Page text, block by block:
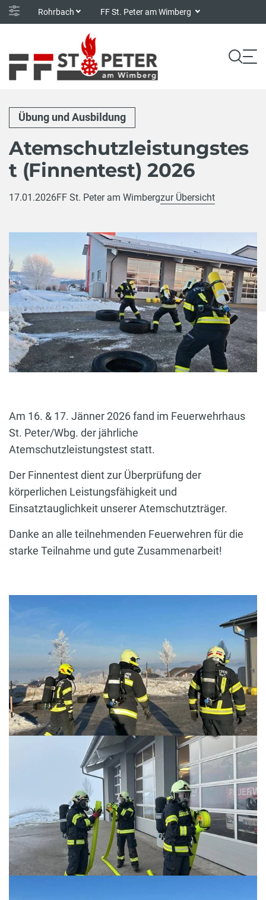
Rohrbach FF St. Peter am Wimberg
Übung und Ausbildung
Atemschutzleistungstes
t (Finnentest) 2026
17.01.2026FF St. Peter am Wimbergzur Übersicht
Am 16. & 17. Jänner 2026 fand im Feuerwehrhaus
St. Peter/Wbg. der jährliche
Atemschutzleistungstest statt.
Der Finnentest dient zur Überprüfung der
körperlichen Leistungsfähigkeit und
Einsatztauglichkeit unserer Atemschutzträger.
Danke an alle teilnehmenden Feuerwehren für die
starke Teilnahme und gute Zusammenarbeit!